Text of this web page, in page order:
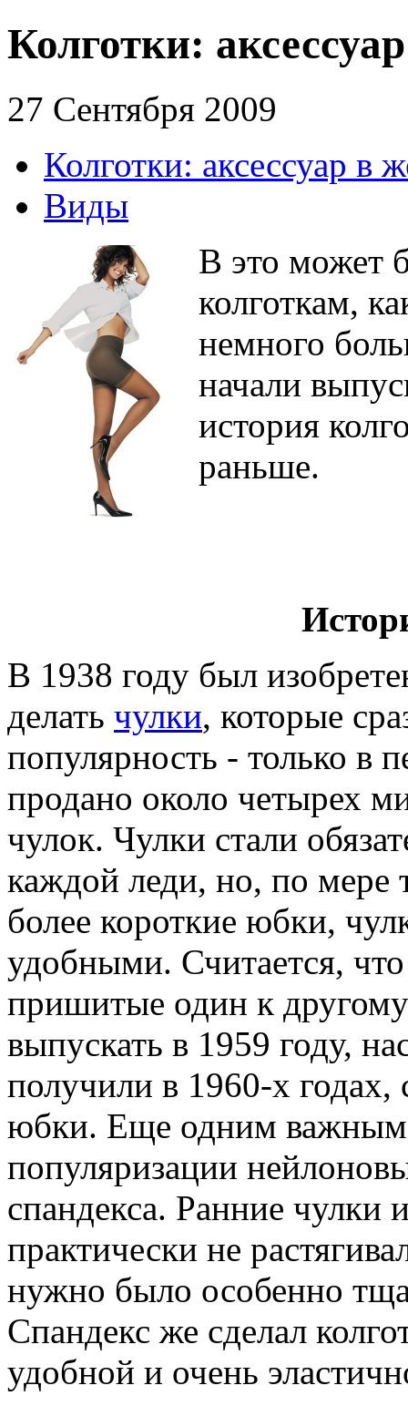
Колготки:
27 Сентября 2009
Колготки: аксессуар в
Виды
В это может
колготкам,
немного
начали
история
раньше.
В 1938 году был
делать чулки, которые
популярность - только в
продано около четырех
чулок. Чулки стали
каждой леди, но, по мере
более короткие юбки,
удобными. Считается,
пришитые один к
выпускать в 1959 году,
получили в 1960-х
юбки. Еще одним важным
популяризации
спандекса. Ранние чулки
практически не
нужно было особенно
Спандекс же сделал
удобной и очень